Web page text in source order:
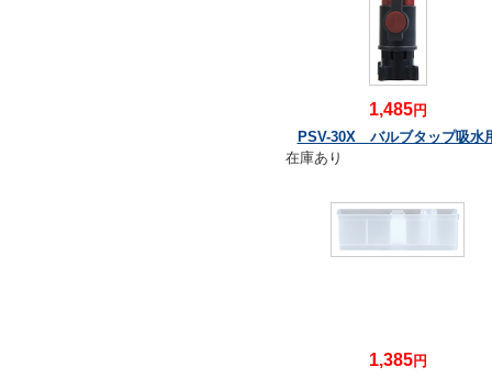
1,485円
PSV-30X バルブタップ吸水
在庫あり
1,385円